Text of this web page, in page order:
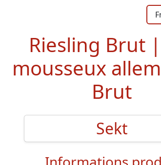
Riesling Brut
mousseux
Brut
Sekt